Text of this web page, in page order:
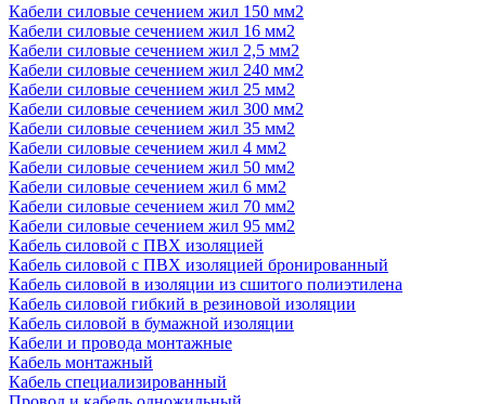
Кабели силовые сечением жил 150 мм2
Кабели силовые сечением жил 16 мм2
Кабели силовые сечением жил 2,5 мм2
Кабели силовые сечением жил 240 мм2
Кабели силовые сечением жил 25 мм2
Кабели силовые сечением жил 300 мм2
Кабели силовые сечением жил 35 мм2
Кабели силовые сечением жил 4 мм2
Кабели силовые сечением жил 50 мм2
Кабели силовые сечением жил 6 мм2
Кабели силовые сечением жил 70 мм2
Кабели силовые сечением жил 95 мм2
Кабель силовой с ПВХ изоляцией
Кабель силовой с ПВХ изоляцией бронированный
Кабель силовой в изоляции из сшитого полиэтилена
Кабель силовой гибкий в резиновой изоляции
Кабель силовой в бумажной изоляции
Кабели и провода монтажные
Кабель монтажный
Кабель специализированный